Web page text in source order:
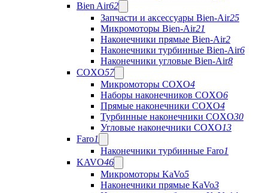
Bien Air62
Запчасти и аксессуары Bien-Air25
Микромоторы Bien-Air21
Наконечники прямые Bien-Air2
Наконечники турбинные Bien-Air6
Наконечники угловые Bien-Air8
COXO57
Микромоторы COXO4
Наборы наконечников COXO6
Прямые наконечники COXO4
Турбинные наконечники COXO30
Угловые наконечники COXO13
Faro1
Наконечники турбинные Faro1
KAVO46
Микромоторы KaVo5
Наконечники прямые KaVo3